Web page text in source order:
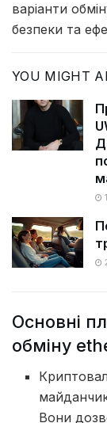
варіанти
безпеки та
YOU MIGHT
Основні
обміну
Вони